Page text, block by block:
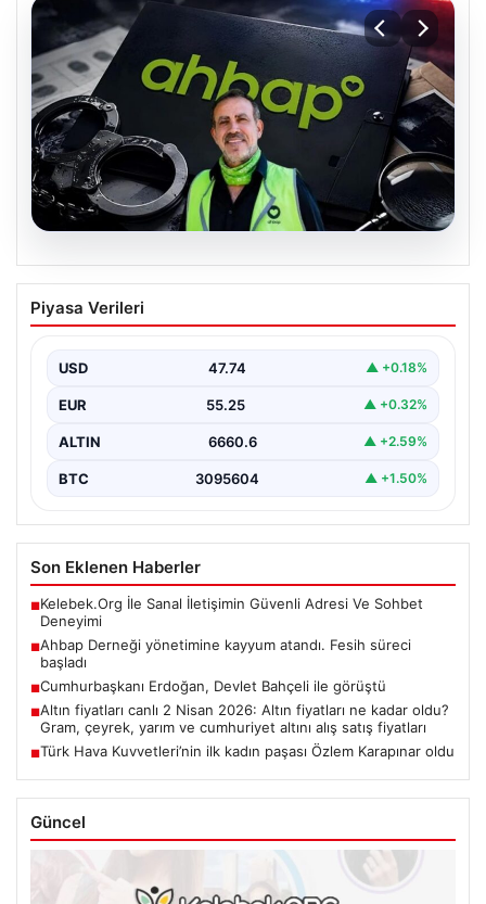
Ahbap Derneği yönetimine kayyum
atandı. Fesih süreci başladı
Piyasa Verileri
USD 47.74 ▲ +0.18%
EUR 55.25 ▲ +0.32%
ALTIN 6660.6 ▲ +2.59%
BTC 3095604 ▲ +1.50%
Son Eklenen Haberler
■Kelebek.Org İle Sanal İletişimin Güvenli Adresi Ve Sohbet
Deneyimi
■Ahbap Derneği yönetimine kayyum atandı. Fesih süreci
başladı
■Cumhurbaşkanı Erdoğan, Devlet Bahçeli ile görüştü
■Altın fiyatları canlı 2 Nisan 2026: Altın fiyatları ne kadar oldu?
Gram, çeyrek, yarım ve cumhuriyet altını alış satış fiyatları
■Türk Hava Kuvvetleri’nin ilk kadın paşası Özlem Karapınar oldu
Güncel